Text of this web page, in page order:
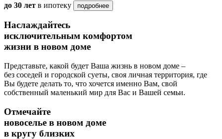
до 30 лет в ипотеку подробнее
Наслаждайтесь
исключительным комфортом
жизни в новом доме
Представьте, какой будет Ваша жизнь в новом доме –
без соседей и городской суеты, своя личная территория, где
Вы будете делать то, что хочется именно Вам, свой
собственный маленький мир для Вас и Вашей семьи.
Отмечайте
новоселье в новом доме
в кругу близких